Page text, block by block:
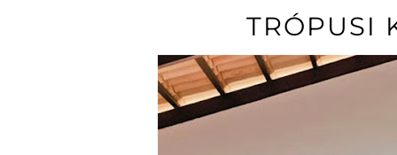
TRÓPUSI